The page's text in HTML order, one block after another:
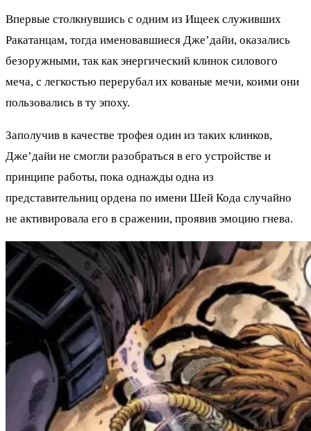
Впервые столкнувшись с одним из Ищеек служивших
Ракатанцам, тогда именовавшиеся Дже’дайи, оказались
безоружными, так как энергический клинок силового
меча, с легкостью перерубал их кованые мечи, коими они
пользовались в ту эпоху.
Заполучив в качестве трофея один из таких клинков,
Дже’дайи не смогли разобраться в его устройстве и
принципе работы, пока однажды одна из
представительниц ордена по имени Шей Кода случайно
не активировала его в сражении, проявив эмоцию гнева.